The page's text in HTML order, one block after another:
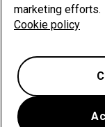
SBA INTERIOR
marketing efforts.
Cookie policy